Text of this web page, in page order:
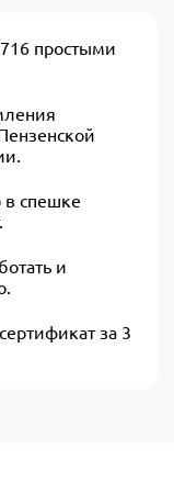
простыми
в спешке
и
за 3